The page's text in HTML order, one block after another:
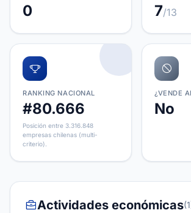
0 7/13
RANKING NACIONAL
#80.666
Posición entre 3.316.848
empresas chilenas (multi-
criterio).
¿VENDE
No
Actividades económicas